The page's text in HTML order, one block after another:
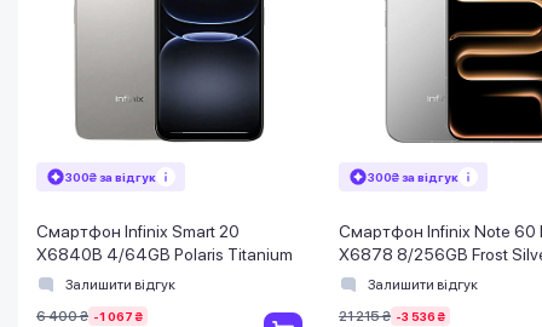
300₴ за відгук
Смартфон Infinix Smart 20
X6840B 4/64GB Polaris Titanium
Залишити відгук
6 400 ₴ -1 067 ₴
300₴ за відгук
Смартфон Infinix Note 60
X6878 8/256GB Frost
Залишити відгук
21 215 ₴ -3 536 ₴